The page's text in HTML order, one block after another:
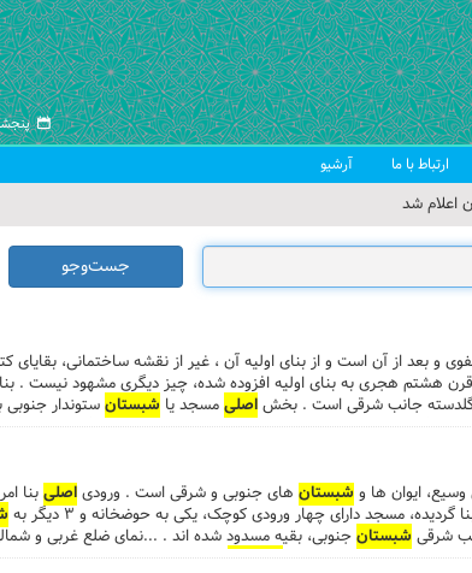
پنجشنبه ۱۵
ارتباط با ما آرشیو
اعلام شد
معظم انقلاب
جست‌وجو
و بعد از آن است و از بنای اولیه آن ، غیر از نقشه ساختمانی، بقایای
قرن هشتم هجری به بنای اولیه افزوده شده، چیز دیگری مشهود نیست .
گلدسته جانب شرقی است . بخشاصلیمسجد یا شبستان
است که بر روی ۵۴ پایه و جرز استوار گردیده است . ...بر روی طاق های مذکور، پوشش های گنبدی
و در اضلاع دیگر
، سنگ نوشته ها و کتیبه های گچبری و
ایوان ها و شبستان های جنوبی و شرقی است . ورودیاصلیبنا
مسجد دارای چهار ورودی کوچک، یکی به حوضخانه و ۳ دیگر به
شرقی شبستانجنوبی، بقیه مسدود شده اند . ...نمای ضلع غربی و
است. بخشاصلیمسجد کنونی،شبستانستوندار جنوبی است که میانه آن